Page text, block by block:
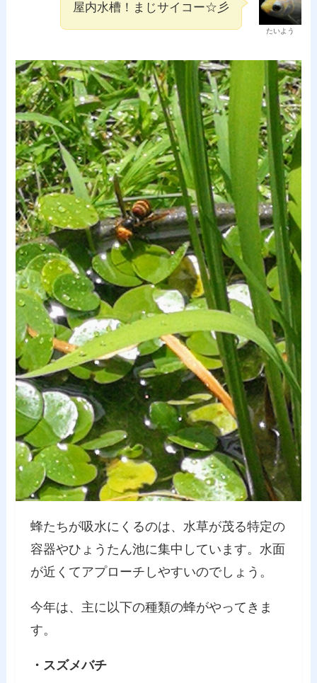
たいよう
屋内水槽！まじサイコー☆彡
蜂たちが吸水にくるのは、水草が茂る特定の
容器やひょうたん池に集中しています。水面
が近くてアプローチしやすいのでしょう。
今年は、主に以下の種類の蜂がやってきま
す。
・スズメバチ